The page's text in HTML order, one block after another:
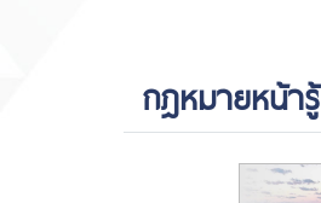
กฎหมายหน้ารู้